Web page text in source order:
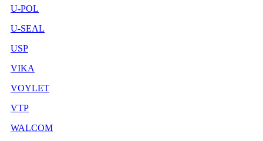
U-POL
U-SEAL
USP
VIKA
VOYLET
VTP
WALCOM